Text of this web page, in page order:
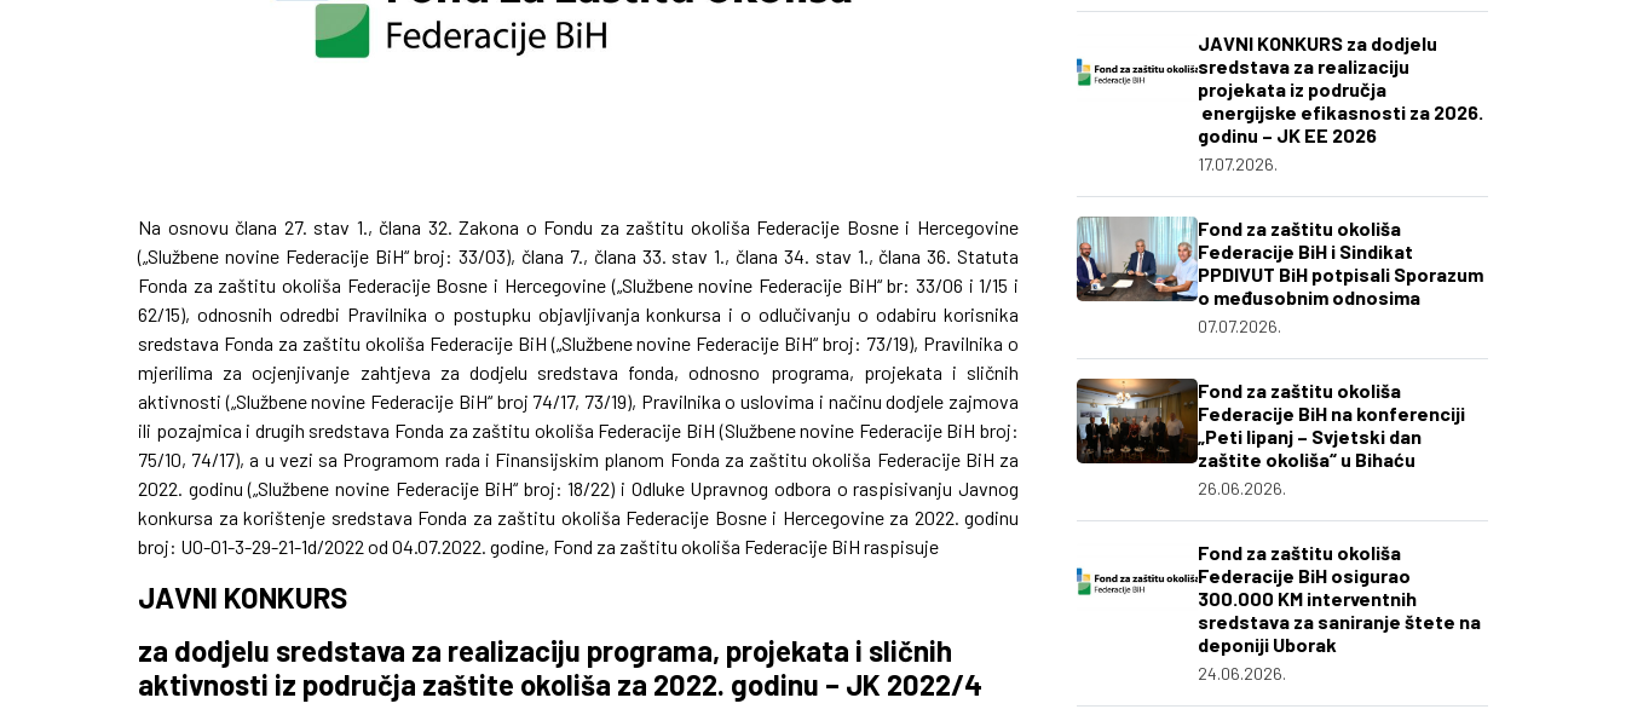
Na osnovu člana 27. stav 1., člana 32. Zakona o Fondu za zaštitu okoliša Federacije Bosne i Hercegovine
(„Službene novine Federacije BiH“ broj: 33/03), člana 7., člana 33. stav 1., člana 34. stav 1., člana 36. Statuta
Fonda za zaštitu okoliša Federacije Bosne i Hercegovine („Službene novine Federacije BiH“ br: 33/06 i 1/15 i
62/15), odnosnih odredbi Pravilnika o postupku objavljivanja konkursa i o odlučivanju o odabiru korisnika
sredstava Fonda za zaštitu okoliša Federacije BiH („Službene novine Federacije BiH“ broj: 73/19), Pravilnika o
mjerilima za ocjenjivanje zahtjeva za dodjelu sredstava fonda, odnosno programa, projekata i sličnih
aktivnosti („Službene novine Federacije BiH“ broj 74/17, 73/19), Pravilnika o uslovima i načinu dodjele zajmova
ili pozajmica i drugih sredstava Fonda za zaštitu okoliša Federacije BiH (Službene novine Federacije BiH broj:
75/10, 74/17), a u vezi sa Programom rada i Finansijskim planom Fonda za zaštitu okoliša Federacije BiH za
2022. godinu („Službene novine Federacije BiH“ broj: 18/22) i Odluke Upravnog odbora o raspisivanju Javnog
konkursa za korištenje sredstava Fonda za zaštitu okoliša Federacije Bosne i Hercegovine za 2022. godinu
broj: UO-01-3-29-21-1d/2022 od 04.07.2022. godine, Fond za zaštitu okoliša Federacije BiH raspisuje
JAVNI KONKURS
za dodjelu sredstava za realizaciju programa, projekata i sličnih
aktivnosti iz područja zaštite okoliša za 2022. godinu – JK 2022/4
JAVNI KONKURS za dodjelu
sredstava za realizaciju
projekata iz područja
energijske efikasnosti za 2026.
godinu – JK EE 2026
17.07.2026.
Fond za zaštitu okoliša
Federacije BiH i Sindikat
PPDIVUT BiH potpisali Sporazum
o međusobnim odnosima
07.07.2026.
Fond za zaštitu okoliša
Federacije BiH na konferenciji
„Peti lipanj – Svjetski dan
zaštite okoliša“ u Bihaću
26.06.2026.
Fond za zaštitu okoliša
Federacije BiH osigurao
300.000 KM interventnih
sredstava za saniranje štete na
deponiji Uborak
24.06.2026.